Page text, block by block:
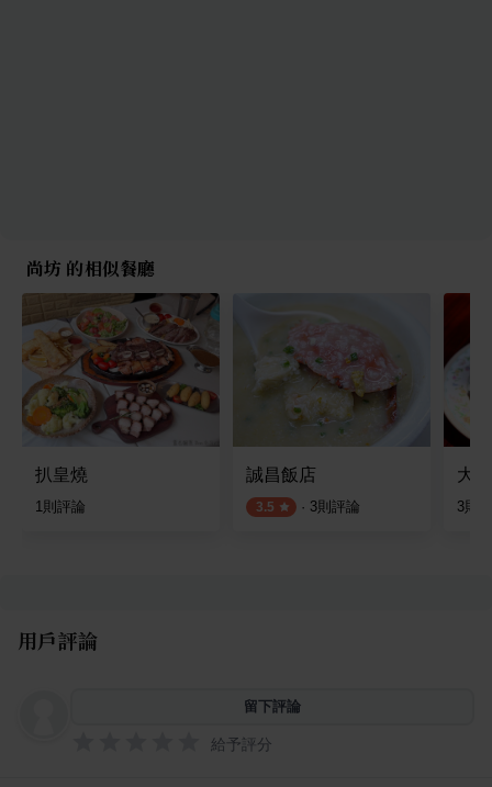
尚坊 的相似餐廳
扒皇燒
1則評論
誠昌飯店
3.5 · 3則評論
大
3則
用戶評論
留下評論
給予評分